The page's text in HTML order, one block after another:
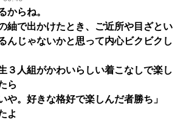
からね。
紬で出かけたとき、ご近所や目ざとい
んじゃないかと思って内心ビクビクし
３人組がかわいらしい着こなしで楽し
ら
や。好きな格好で楽しんだ者勝ち」
よ